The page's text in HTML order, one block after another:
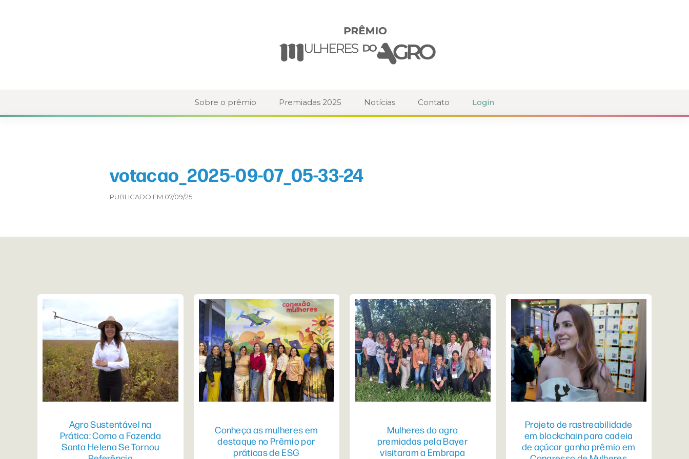
Sobre o prêmio Premiadas 2025 Notícias Contato Login
votacao_2025-09-07_05-33-24
PUBLICADO EM 07/09/25
Agro Sustentável na
Prática: Como a Fazenda
Santa Helena Se Tornou
Conheça as mulheres em
destaque no Prêmio por
práticas de ESG
Mulheres do agro
premiadas pela Bayer
visitaram a Embrapa
Projeto de rastreabilidade
em blockchain para cadeia
de açúcar ganha prêmio em